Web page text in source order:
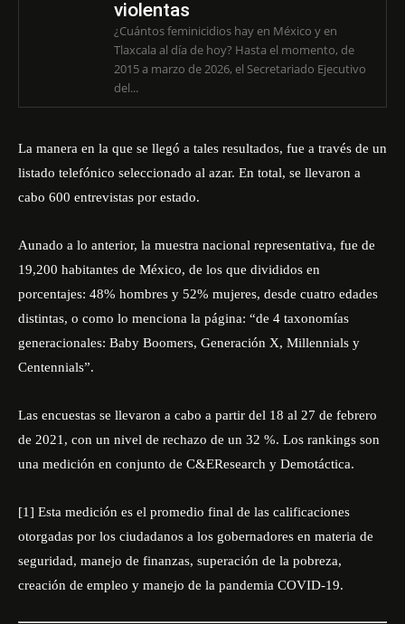
violentas
¿Cuántos feminicidios hay en México y en
Tlaxcala al día de hoy? Hasta el momento, de
2015 a marzo de 2026, el Secretariado Ejecutivo
del...
La manera en la que se llegó a tales resultados, fue a través de un
listado telefónico seleccionado al azar. En total, se llevaron a
cabo 600 entrevistas por estado.
Aunado a lo anterior, la muestra nacional representativa, fue de
19,200 habitantes de México, de los que divididos en
porcentajes: 48% hombres y 52% mujeres, desde cuatro edades
distintas, o como lo menciona la página: “de 4 taxonomías
generacionales: Baby Boomers, Generación X, Millennials y
Centennials”.
Las encuestas se llevaron a cabo a partir del 18 al 27 de febrero
de 2021, con un nivel de rechazo de un 32 %. Los rankings son
una medición en conjunto de C&EResearch y Demotáctica.
[1] Esta medición es el promedio final de las calificaciones
otorgadas por los ciudadanos a los gobernadores en materia de
seguridad, manejo de finanzas, superación de la pobreza,
creación de empleo y manejo de la pandemia COVID-19.